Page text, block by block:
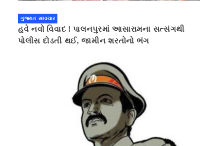
ગુજરાત સમાચાર
હવે નવો વિવાદ ! પાલનપુરમાં આસારામના સત્સંગથી
પોલીસ દોડતી થઈ, જામીન શરતોનો ભંગ